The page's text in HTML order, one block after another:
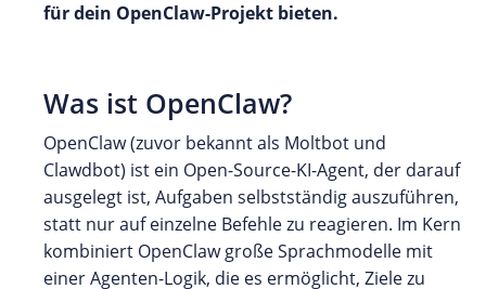
für dein OpenClaw-Projekt bieten.
Was ist OpenClaw?
OpenClaw (zuvor bekannt als Moltbot und
Clawdbot) ist ein Open-Source-KI-Agent, der darauf
ausgelegt ist, Aufgaben selbstständig auszuführen,
statt nur auf einzelne Befehle zu reagieren. Im Kern
kombiniert OpenClaw große Sprachmodelle mit
einer Agenten-Logik, die es ermöglicht, Ziele zu